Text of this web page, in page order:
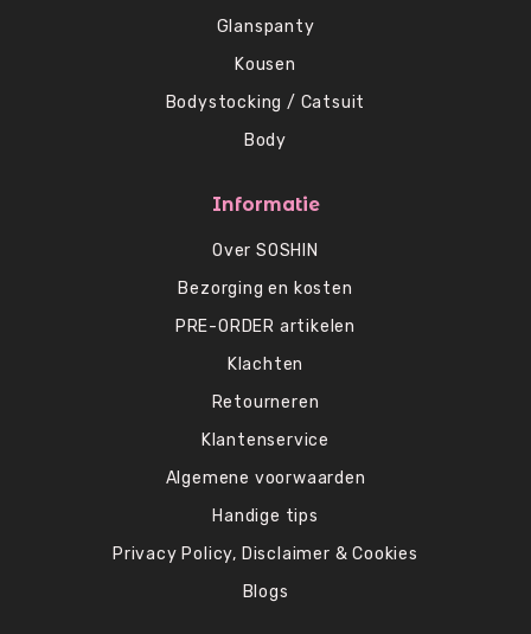
Glanspanty
Kousen
Bodystocking / Catsuit
Body
Informatie
Over SOSHIN
Bezorging en kosten
PRE-ORDER artikelen
Klachten
Retourneren
Klantenservice
Algemene voorwaarden
Handige tips
Privacy Policy, Disclaimer & Cookies
Blogs